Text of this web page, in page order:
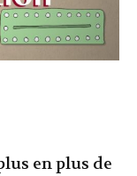
en plus de